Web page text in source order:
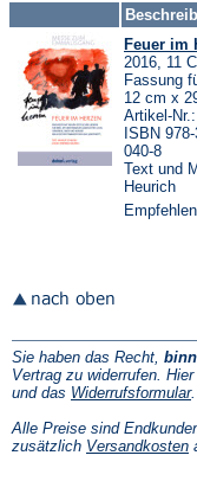
Feuer im
2016, 11
Fassung
12 cm x
Artikel-
ISBN
040-8
Text und
Heurich
Sie haben das Recht,
Vertrag zu widerrufen.
und das Widerrufsformular
Alle Preise sind
zusätzlich Versandkosten